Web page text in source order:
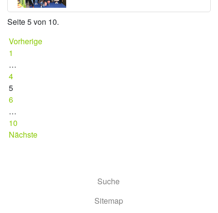
Seite 5 von 10.
Vorherige
1
…
4
5
6
…
10
Nächste
Suche
Sitemap